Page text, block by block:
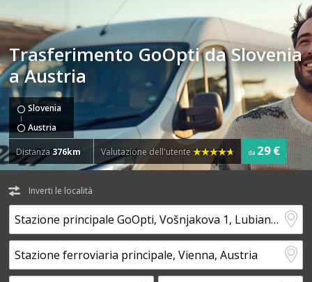
Trasferimento GoOpti da Slovenia
a Austria
Slovenia
Austria
Distanza376km Valutazione dell'utente da 29 €
Inverti le località